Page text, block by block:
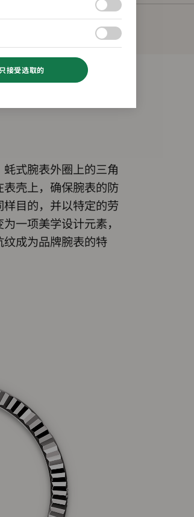
式腕表外圈上的三角
壳上，确保腕表的防
目的，并以特定的劳
一项美学设计元素，
成为品牌腕表的特
只接受选取的